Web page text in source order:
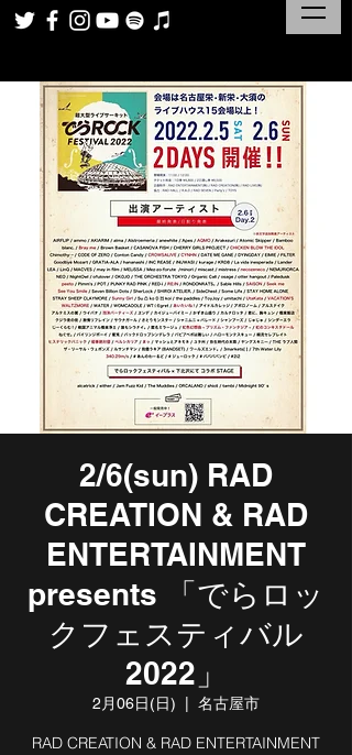
2/6(sun) RAD
CREATION & RAD
ENTERTAINMENT
presents 「でらロッ
クフェスティバル
2022」
2月06日(日) 名古屋市
RAD CREATION & RAD ENTERTAINMENT